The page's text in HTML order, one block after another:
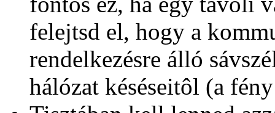
felejtsd el, hogy a
rendelkezésre álló
hálózat késéseitôl (a